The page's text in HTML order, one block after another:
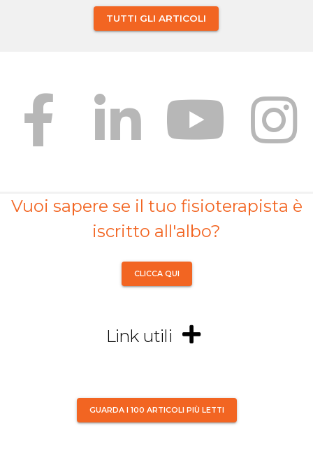
TUTTI GLI ARTICOLI
Vuoi sapere se il tuo fisioterapista è
iscritto all'albo?
CLICCA QUI
Link utili
GUARDA I 100 ARTICOLI PIÙ LETTI